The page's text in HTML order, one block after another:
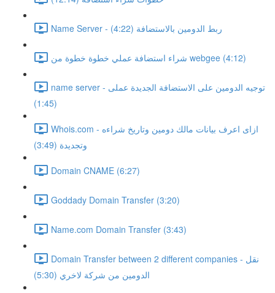
Name Server - ربط الدومين بالاستضافة (4:22)
شراء استضافة عملي خطوة خطوة من webgee (4:12)
name server - توجيه الدومين على الاستضافة الجديدة عملى
(1:45)
Whois.com - ازاى اعرف بيانات مالك دومين وتاريخ شراءه
وتجديدة (3:49)
Domain CNAME (6:27)
Goddady Domain Transfer (3:20)
Name.com Domain Transfer (3:43)
Domain Transfer between 2 different companies - نقل
الدومين من شركة لاخري (5:30)